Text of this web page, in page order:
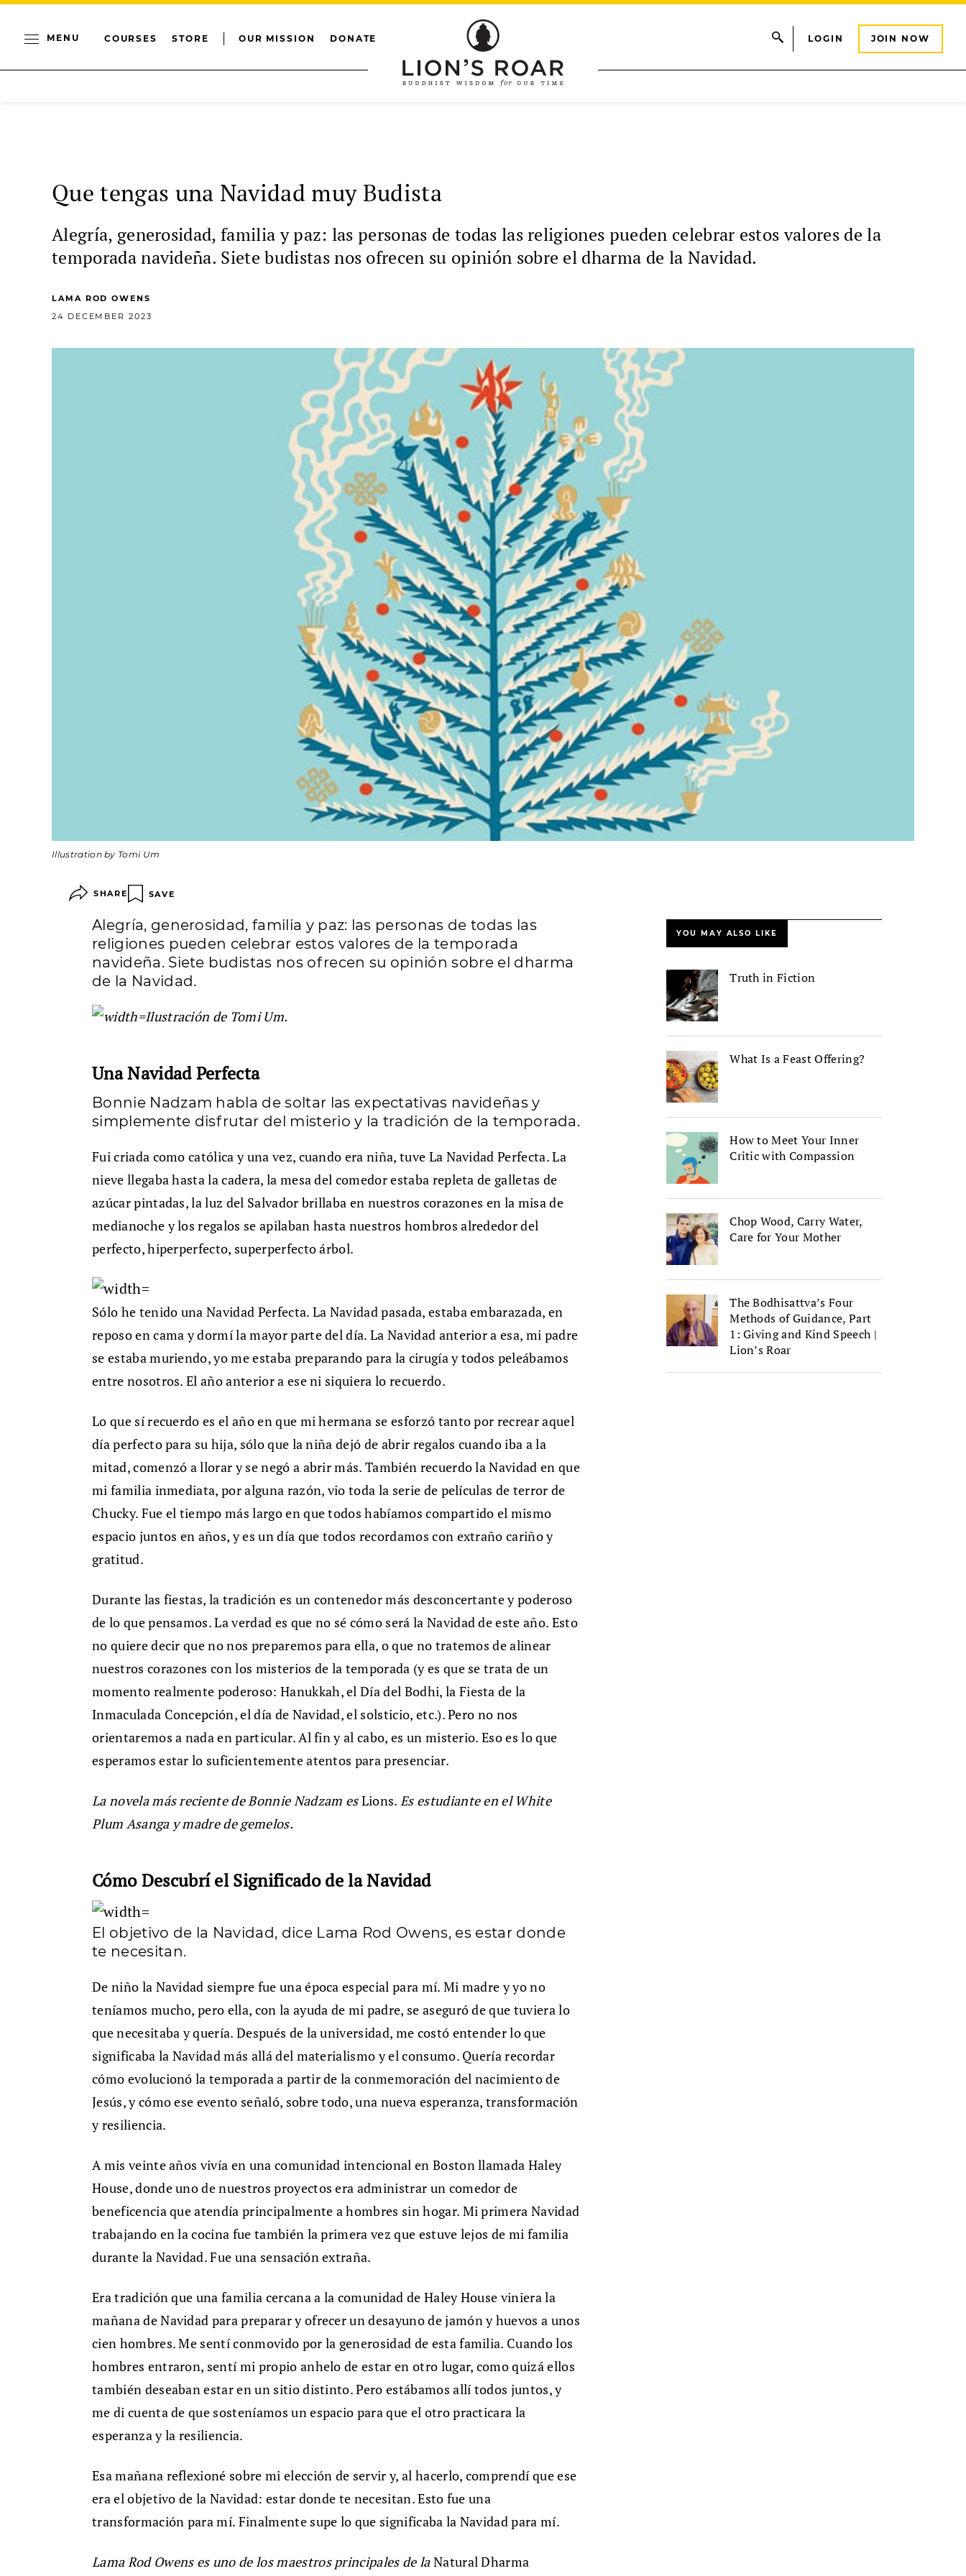
MENU COURSES STORE OUR MISSION DONATE LOGIN JOIN NOW
Que tengas una Navidad muy Budista
Alegría, generosidad, familia y paz: las personas de todas las religiones pueden celebrar estos valores de la
temporada navideña. Siete budistas nos ofrecen su opinión sobre el dharma de la Navidad.
LAMA ROD OWENS
24 DECEMBER 2023
Illustration by Tomi Um
SHARE SAVE
Alegría, generosidad, familia y paz: las personas de todas las
religiones pueden celebrar estos valores de la temporada
navideña. Siete budistas nos ofrecen su opinión sobre el dharma
de la Navidad.
Ilustración de Tomi Um.
Una Navidad Perfecta
Bonnie Nadzam habla de soltar las expectativas navideñas y
simplemente disfrutar del misterio y la tradición de la temporada.
Fui criada como católica y una vez, cuando era niña, tuve La Navidad Perfecta. La
nieve llegaba hasta la cadera, la mesa del comedor estaba repleta de galletas de
azúcar pintadas, la luz del Salvador brillaba en nuestros corazones en la misa de
medianoche y los regalos se apilaban hasta nuestros hombros alrededor del
perfecto, hiperperfecto, superperfecto árbol.
Sólo he tenido una Navidad Perfecta. La Navidad pasada, estaba embarazada, en
reposo en cama y dormí la mayor parte del día. La Navidad anterior a esa, mi padre
se estaba muriendo, yo me estaba preparando para la cirugía y todos peleábamos
entre nosotros. El año anterior a ese ni siquiera lo recuerdo.
Lo que sí recuerdo es el año en que mi hermana se esforzó tanto por recrear aquel
día perfecto para su hija, sólo que la niña dejó de abrir regalos cuando iba a la
mitad, comenzó a llorar y se negó a abrir más. También recuerdo la Navidad en que
mi familia inmediata, por alguna razón, vio toda la serie de películas de terror de
Chucky. Fue el tiempo más largo en que todos habíamos compartido el mismo
espacio juntos en años, y es un día que todos recordamos con extraño cariño y
gratitud.
Durante las fiestas, la tradición es un contenedor más desconcertante y poderoso
de lo que pensamos. La verdad es que no sé cómo será la Navidad de este año. Esto
no quiere decir que no nos preparemos para ella, o que no tratemos de alinear
nuestros corazones con los misterios de la temporada (y es que se trata de un
momento realmente poderoso: Hanukkah, el Día del Bodhi, la Fiesta de la
Inmaculada Concepción, el día de Navidad, el solsticio, etc.). Pero no nos
orientaremos a nada en particular. Al fin y al cabo, es un misterio. Eso es lo que
esperamos estar lo suficientemente atentos para presenciar.
La novela más reciente de Bonnie Nadzam esLions.Es estudiante en el White
Plum Asanga y madre de gemelos.
Cómo Descubrí el Significado de la Navidad
El objetivo de la Navidad, dice Lama Rod Owens, es estar donde
te necesitan.
De niño la Navidad siempre fue una época especial para mí. Mi madre y yo no
teníamos mucho, pero ella, con la ayuda de mi padre, se aseguró de que tuviera lo
que necesitaba y quería. Después de la universidad, me costó entender lo que
significaba la Navidad más allá del materialismo y el consumo. Quería recordar
cómo evolucionó la temporada a partir de la conmemoración del nacimiento de
Jesús, y cómo ese evento señaló, sobre todo, una nueva esperanza, transformación
y resiliencia.
A mis veinte años vivía en una comunidad intencional en Boston llamada Haley
House, donde uno de nuestros proyectos era administrar un comedor de
beneficencia que atendía principalmente a hombres sin hogar. Mi primera Navidad
trabajando en la cocina fue también la primera vez que estuve lejos de mi familia
durante la Navidad. Fue una sensación extraña.
Era tradición que una familia cercana a la comunidad de Haley House viniera la
mañana de Navidad para preparar y ofrecer un desayuno de jamón y huevos a unos
cien hombres. Me sentí conmovido por la generosidad de esta familia. Cuando los
hombres entraron, sentí mi propio anhelo de estar en otro lugar, como quizá ellos
también deseaban estar en un sitio distinto. Pero estábamos allí todos juntos, y
me di cuenta de que sosteníamos un espacio para que el otro practicara la
esperanza y la resiliencia.
Esa mañana reflexioné sobre mi elección de servir y, al hacerlo, comprendí que ese
era el objetivo de la Navidad: estar donde te necesitan. Esto fue una
transformación para mí. Finalmente supe lo que significaba la Navidad para mí.
Lama Rod Owens es uno de los maestros principales de laNatural Dharma
YOU MAY ALSO LIKE
Truth in Fiction
What Is a Feast Offering?
How to Meet Your Inner
Critic with Compassion
Chop Wood, Carry Water,
Care for Your Mother
The Bodhisattva’s Four
Methods of Guidance, Part
1: Giving and Kind Speech |
Lion’s Roar